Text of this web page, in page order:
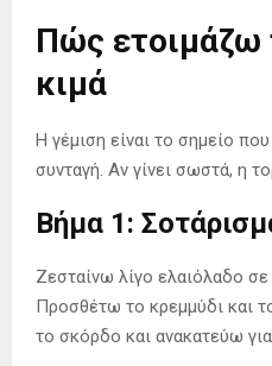
Πώς ετοιμάζω
κιμά
Η γέμιση είναι το σημείο
συνταγή. Αν γίνει σωστά, η
Βήμα 1:
Ζεσταίνω λίγο ελαιόλαδο σε
Προσθέτω το κρεμμύδι και
το σκόρδο και ανακατεύω